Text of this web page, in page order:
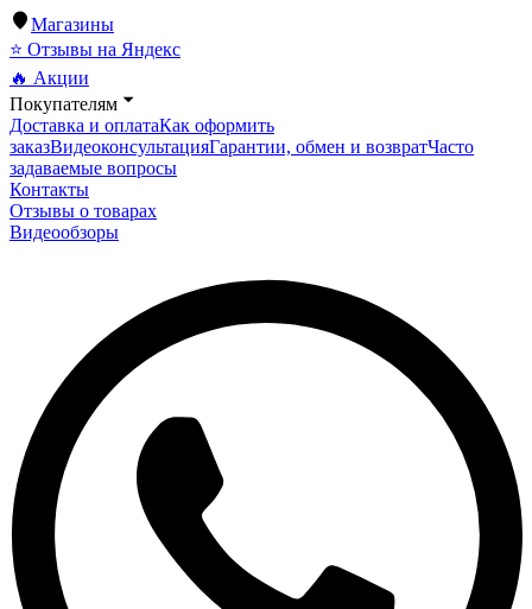
Магазины
⭐ Отзывы на Яндекс
🔥 Акции
Покупателям
Доставка и оплатаКак оформить
заказВидеоконсультацияГарантии, обмен и возвратЧасто
задаваемые вопросы
Контакты
Отзывы о товарах
Видеообзоры